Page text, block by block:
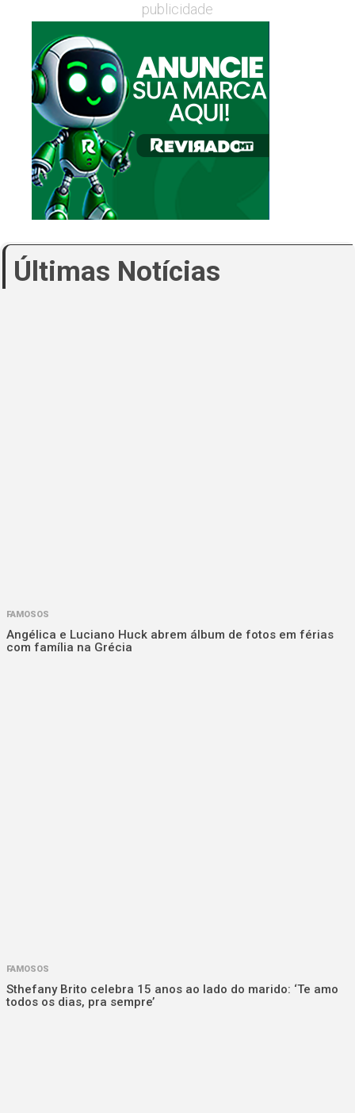
publicidade
Últimas Notícias
FAMOSOS
Angélica e Luciano Huck abrem álbum de fotos em férias
com família na Grécia
FAMOSOS
Sthefany Brito celebra 15 anos ao lado do marido: ‘Te amo
todos os dias, pra sempre’